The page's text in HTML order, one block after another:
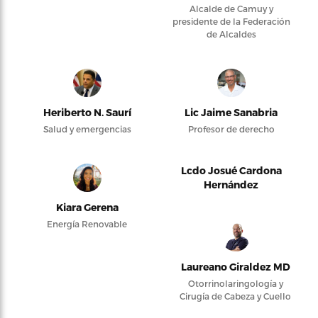
Alcalde de Camuy y
presidente de la Federación
de Alcaldes
Heriberto N. Saurí
Salud y emergencias
Lic Jaime Sanabria
Profesor de derecho
Kiara Gerena
Energía Renovable
Lcdo Josué Cardona
Hernández
Laureano Giraldez MD
Otorrinolaringología y
Cirugía de Cabeza y Cuello